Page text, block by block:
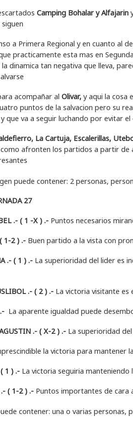
Camping Bohalar y Alfajarin
a Primera Regional y en cuanto al
practicamente esta mas en
dinamica tan negativa que lleva,
acompañar al Olivar, y aqui la cosa
puntos de la salvacion pero su
que va a seguir luchando por evitar el
La Cartuja, Escalerillas,
afronten los partidos a partir de
27
.- ( 1 -X ) .- Puntos necesarios
1-2 ) .- Buen partido a la vista con
.- ( 1 ) .- La superioridad del lider es
.- ( 2 ) .- La victoria visitante es
La aparente igualdad puede
.- ( X-2 ) .- La superioridad
la victoria para mantener
1 ) .- La victoria seguiria manteniendo
.- ( 1-2 ) .- Puntos importantes de cara